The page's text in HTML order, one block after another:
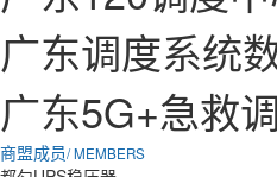
广东调度系统
广东5G+急救
商盟成员/ MEMBERS